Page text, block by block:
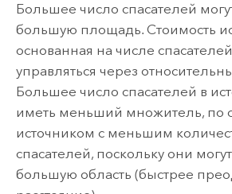
Большее число спасателей
большую площадь. Стоимость
основанная на числе
управляться через
Большее число спасателей в
иметь меньший множитель, по
источником с меньшим
спасателей, поскольку они
большую область (быстрее